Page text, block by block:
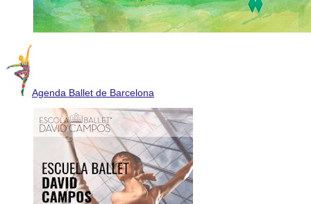
Agenda Ballet de Barcelona